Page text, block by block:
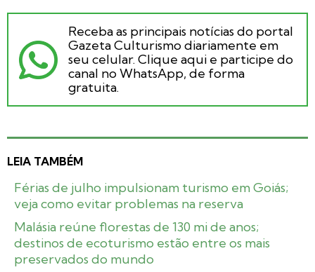
Receba as principais notícias do portal
Gazeta Culturismo diariamente em
seu celular. Clique aqui e participe do
canal no WhatsApp, de forma
gratuita.
LEIA TAMBÉM
Férias de julho impulsionam turismo em Goiás;
veja como evitar problemas na reserva
Malásia reúne florestas de 130 mi de anos;
destinos de ecoturismo estão entre os mais
preservados do mundo